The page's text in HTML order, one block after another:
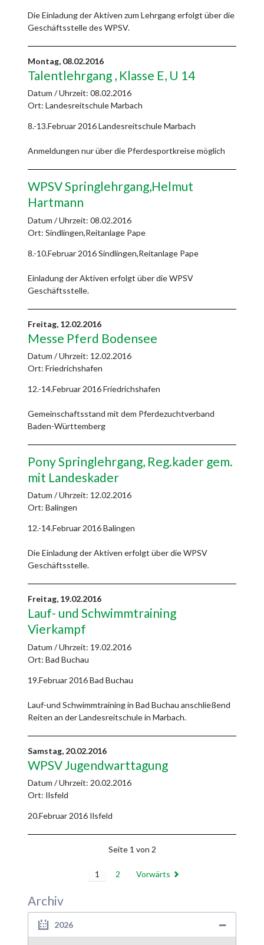
Die Einladung der Aktiven zum Lehrgang erfolgt über die
Geschäftsstelle des WPSV.
Montag, 08.02.2016
Talentlehrgang , Klasse E, U 14
Datum / Uhrzeit: 08.02.2016
Ort: Landesreitschule Marbach
8.-13.Februar 2016 Landesreitschule Marbach
Anmeldungen nur über die Pferdesportkreise möglich
WPSV Springlehrgang,Helmut
Hartmann
Datum / Uhrzeit: 08.02.2016
Ort: Sindlingen,Reitanlage Pape
8.-10.Februar 2016 Sindlingen,Reitanlage Pape
Einladung der Aktiven erfolgt über die WPSV
Geschäftsstelle.
Freitag, 12.02.2016
Messe Pferd Bodensee
Datum / Uhrzeit: 12.02.2016
Ort: Friedrichshafen
12.-14.Februar 2016 Friedrichshafen
Gemeinschaftsstand mit dem Pferdezuchtverband
Baden-Württemberg
Pony Springlehrgang, Reg.kader gem.
mit Landeskader
Datum / Uhrzeit: 12.02.2016
Ort: Balingen
12.-14.Februar 2016 Balingen
Die Einladung der Aktiven erfolgt über die WPSV
Geschäftsstelle.
Freitag, 19.02.2016
Lauf- und Schwimmtraining
Vierkampf
Datum / Uhrzeit: 19.02.2016
Ort: Bad Buchau
19.Februar 2016 Bad Buchau
Lauf-und Schwimmtraining in Bad Buchau anschließend
Reiten an der Landesreitschule in Marbach.
Samstag, 20.02.2016
WPSV Jugendwarttagung
Datum / Uhrzeit: 20.02.2016
Ort: Ilsfeld
20.Februar 2016 Ilsfeld
Seite 1 von 2
1 2 Vorwärts
Archiv
2026